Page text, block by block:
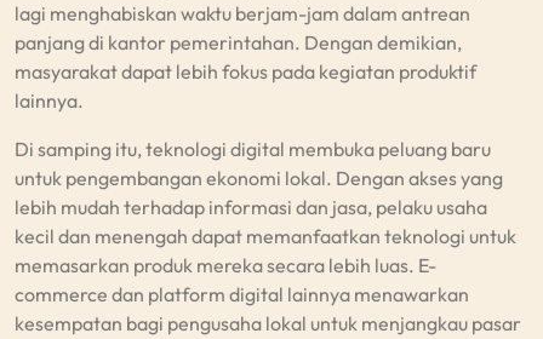
lagi menghabiskan waktu berjam-jam dalam antrean
panjang di kantor pemerintahan. Dengan demikian,
masyarakat dapat lebih fokus pada kegiatan produktif
lainnya.
Di samping itu, teknologi digital membuka peluang baru
untuk pengembangan ekonomi lokal. Dengan akses yang
lebih mudah terhadap informasi dan jasa, pelaku usaha
kecil dan menengah dapat memanfaatkan teknologi untuk
memasarkan produk mereka secara lebih luas. E-
commerce dan platform digital lainnya menawarkan
kesempatan bagi pengusaha lokal untuk menjangkau pasar